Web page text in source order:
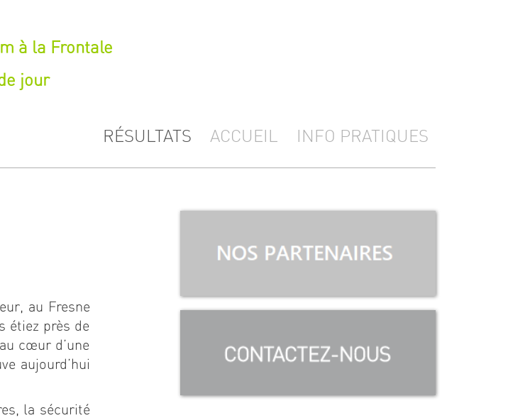
à la Frontale
jour
RÉSULTATS ACCUEIL INFO PRATIQUES
au Fresne
étiez près de
cœur d’une
aujourd’hui
la sécurité